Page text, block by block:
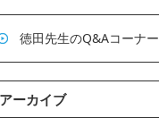
徳田先生のQ&Aコーナー
アーカイブ